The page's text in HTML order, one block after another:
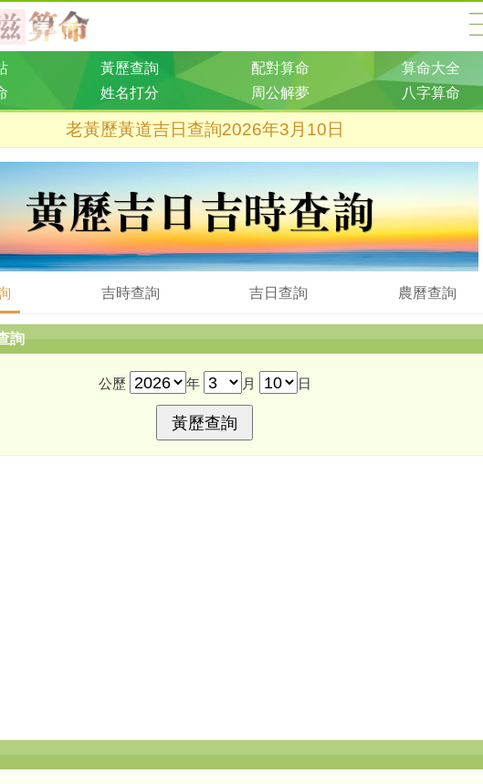
黃歷查詢 配對算命
算命大全
姓名打分 周公解夢 八字算命
老黃歷黃道吉日查詢2026年3月10日
吉時查詢 吉日查詢 農曆查詢
詢
公歷 年 月 日